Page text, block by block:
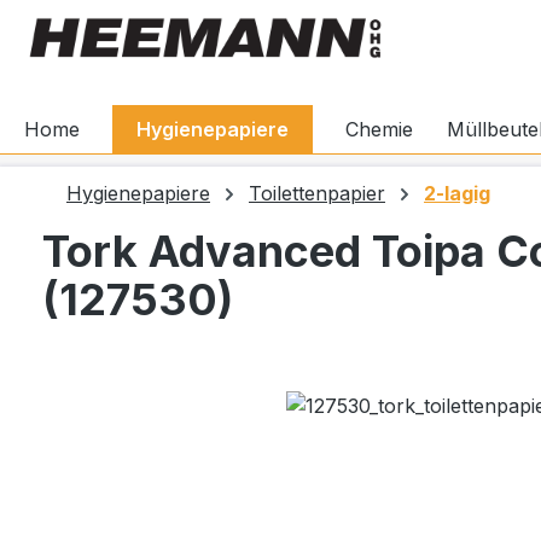
Zur Hauptnavigation springen
Home Hygienepapiere Chemie
Hygienepapiere Toilettenpapier 2-lagig
Tork Advanced Toipa
(127530)